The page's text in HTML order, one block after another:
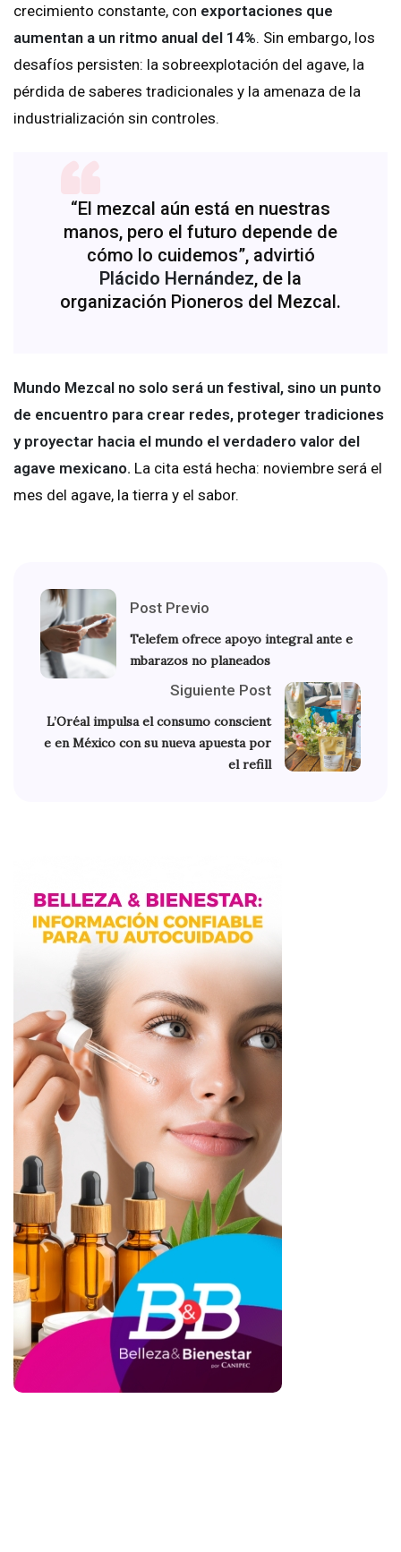
crecimiento constante, con exportaciones que
aumentan a un ritmo anual del 14%. Sin embargo, los
desafíos persisten: la sobreexplotación del agave, la
pérdida de saberes tradicionales y la amenaza de la
industrialización sin controles.
“El mezcal aún está en nuestras
manos, pero el futuro depende de
cómo lo cuidemos”, advirtió
Plácido Hernández, de la
organización Pioneros del Mezcal.
Mundo Mezcal no solo será un festival, sino un punto
de encuentro para crear redes, proteger tradiciones
y proyectar hacia el mundo el verdadero valor del
agave mexicano. La cita está hecha: noviembre será el
mes del agave, la tierra y el sabor.
Post Previo
Telefem ofrece apoyo integral ante e
mbarazos no planeados
Siguiente Post
L’Oréal impulsa el consumo conscient
e en México con su nueva apuesta por
el refill